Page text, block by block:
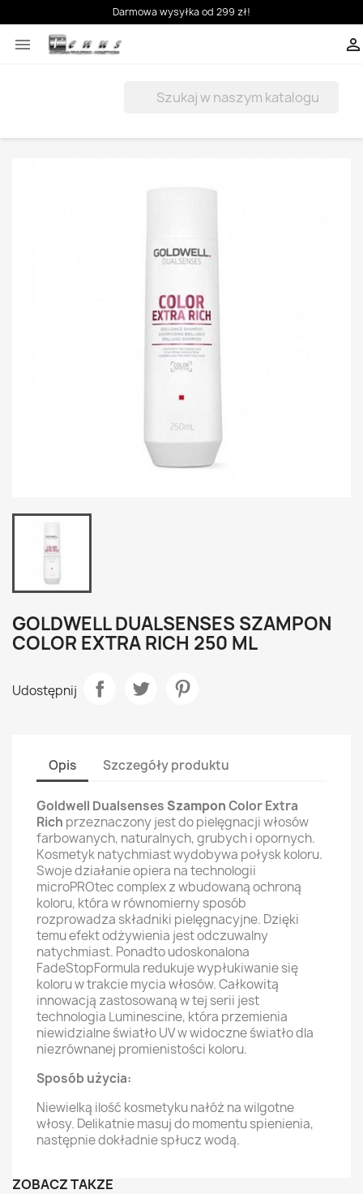
Darmowa wysyłka od 299 zł!
 
GOLDWELL DUALSENSES SZAMPON
COLOR EXTRA RICH 250 ML
Udostępnij
Opis Szczegóły produktu
Goldwell DualsensesSzamponColor Extra
Rich przeznaczony jest do pielęgnacji włosów
farbowanych, naturalnych, grubych i opornych.
Kosmetyk natychmiast wydobywa połysk koloru.
Swoje działanie opiera na technologii
microPROtec complex z wbudowaną ochroną
koloru, która w równomierny sposób
rozprowadza składniki pielęgnacyjne. Dzięki
temu efekt odżywienia jest odczuwalny
natychmiast. Ponadto udoskonalona
FadeStopFormula redukuje wypłukiwanie się
koloru w trakcie mycia włosów. Całkowitą
innowacją zastosowaną w tej serii jest
technologia Luminescine, która przemienia
niewidzialne światło UV w widoczne światło dla
niezrównanej promienistości koloru.
Sposób użycia:
Niewielką ilość kosmetyku nałóż na wilgotne
włosy. Delikatnie masuj do momentu spienienia,
następnie dokładnie spłucz wodą.
ZOBACZ TAKŻE